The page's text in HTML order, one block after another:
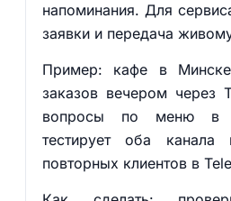
напоминания. Для
заявки и передача
Пример: кафе в
заказов вечером через
вопросы по меню в
тестирует оба
повторных клиентов в